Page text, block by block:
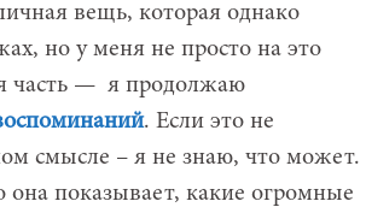
вещь, которая однако
но у меня не просто на это
часть — я продолжаю
. Если это не
смысле – я не знаю, что может.
она показывает, какие огромные